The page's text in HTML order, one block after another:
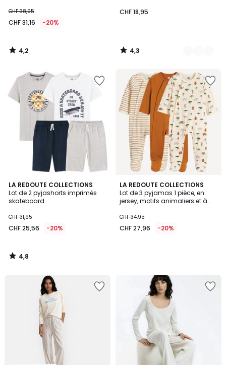
CHF 38,95
CHF 31,16 -20%
4,2
/
CHF 18,95
4,3
/
LA REDOUTE COLLECTIONS
Lot de 2 pyjashorts imprimés
skateboard
CHF 31,95
CHF 25,56 -20%
4,8
/ 5
4,8
/
LA REDOUTE COLLECTIONS
Lot de 3 pyjamas 1 pièce, en
jersey, motifs animaliers et à
CHF 34,95
CHF 27,96 -20%